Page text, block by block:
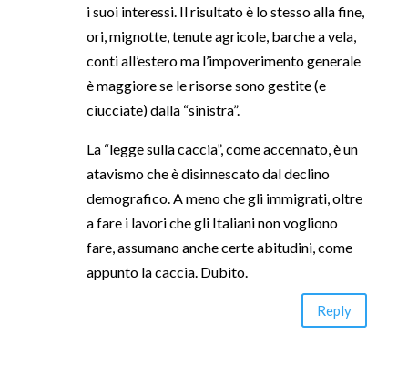
i suoi interessi. Il risultato è lo stesso alla fine,
ori, mignotte, tenute agricole, barche a vela,
conti all’estero ma l’impoverimento generale
è maggiore se le risorse sono gestite (e
ciucciate) dalla “sinistra”.
La “legge sulla caccia”, come accennato, è un
atavismo che è disinnescato dal declino
demografico. A meno che gli immigrati, oltre
a fare i lavori che gli Italiani non vogliono
fare, assumano anche certe abitudini, come
appunto la caccia. Dubito.
Reply